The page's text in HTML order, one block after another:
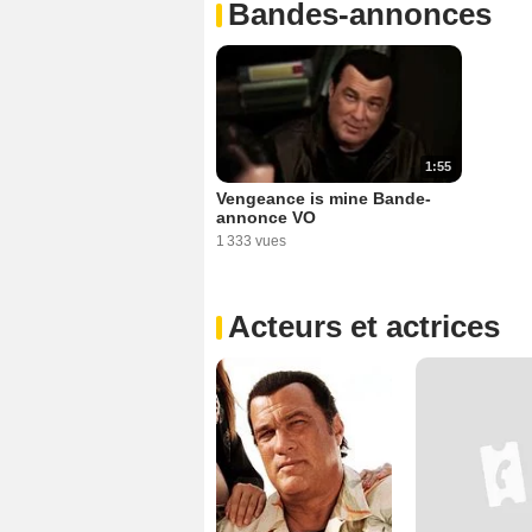
Bandes-annonces
1:55
Vengeance is mine Bande-
annonce VO
1 333 vues
Acteurs et actrices